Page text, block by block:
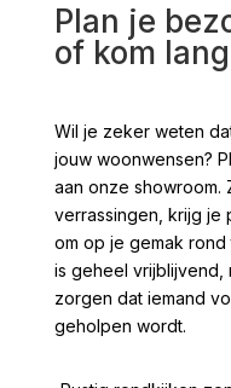
Plan je
of kom
Wil je zeker weten
jouw woonwensen?
aan onze showroom.
verrassingen, krijg je
om op je gemak
is geheel vrijblijvend,
zorgen dat iemand
geholpen wordt.